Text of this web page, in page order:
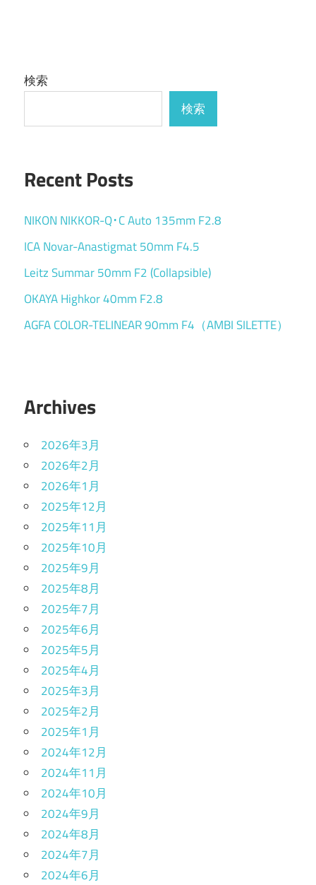
検索
検索
Recent Posts
NIKON NIKKOR-Q･C Auto 135mm F2.8
ICA Novar-Anastigmat 50mm F4.5
Leitz Summar 50mm F2 (Collapsible)
OKAYA Highkor 40mm F2.8
AGFA COLOR-TELINEAR 90mm F4（AMBI SILETTE）
Archives
2026年3月
2026年2月
2026年1月
2025年12月
2025年11月
2025年10月
2025年9月
2025年8月
2025年7月
2025年6月
2025年5月
2025年4月
2025年3月
2025年2月
2025年1月
2024年12月
2024年11月
2024年10月
2024年9月
2024年8月
2024年7月
2024年6月